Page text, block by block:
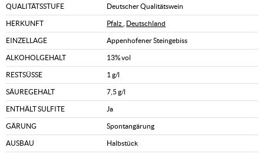
QUALITÄTSSTUFE Deutscher Qualitätswein
HERKUNFT Pfalz Deutschland
EINZELLAGE Appenhofener Steingebiss
ALKOHOLGEHALT 13% vol
RESTSÜSSE 1 g/l
SÄUREGEHALT 7,5 g/l
ENTHÄLT SULFITE Ja
GÄRUNG Spontangärung
AUSBAU Halbstück